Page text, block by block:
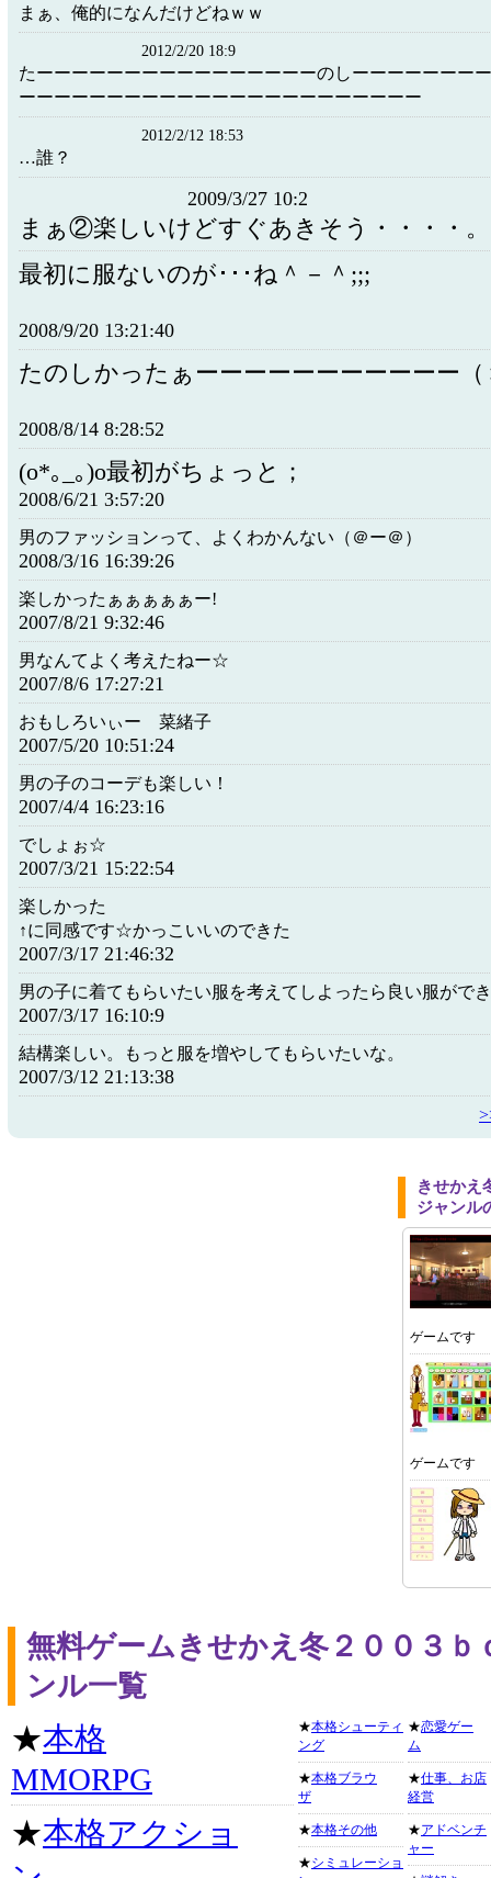
まぁ、俺的になんだけどねｗｗ
2012/2/20 18:9
たーーーーーーーーーーーーーーーーのしーーーーーーー
ーーーーーーーーーーーーーーーーーーーーーーー
2012/2/12 18:53
…誰？
2009/3/27 10:2
まぁ②楽しいけどすぐあきそう・・・・。
最初に服ないのが･･･ね＾－＾;;;
2008/9/20 13:21:40
たのしかったぁーーーーーーーーーーー
2008/8/14 8:28:52
(o*｡_｡)o最初がちょっと；
2008/6/21 3:57:20
男のファッションって、よくわかんない（＠ー＠）
2008/3/16 16:39:26
楽しかったぁぁぁぁぁー!
2007/8/21 9:32:46
男なんてよく考えたねー☆
2007/8/6 17:27:21
おもしろいぃー 菜緒子
2007/5/20 10:51:24
男の子のコーデも楽しい！
2007/4/4 16:23:16
でしょぉ☆
2007/3/21 15:22:54
楽しかった
↑に同感です☆かっこいいのできた
2007/3/17 21:46:32
男の子に着てもらいたい服を考えてしよったら良い服がで
2007/3/17 16:10:9
結構楽しい。もっと服を増やしてもらいたいな。
2007/3/12 21:13:38
きせかえ
ジャンル
ゲームです
ゲームです
無料ゲームきせかえ冬２００３ｂ
ンル一覧
★本格
MMORPG
★本格アクショ
★本格シューティ
ング
★本格ブラウ
ザ
★本格その他
★シミュレーショ
★恋愛ゲー
ム
★仕事、お店
経営
★アドベンチ
ャー